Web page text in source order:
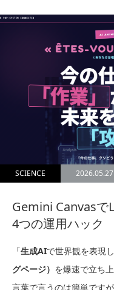
SCIENCE 2026.05.27
Gemini Canvasで
4つの運用ハック
「生成AIで世界観を表現
グページ） を爆速で立ち上
言葉で言うのは簡単です